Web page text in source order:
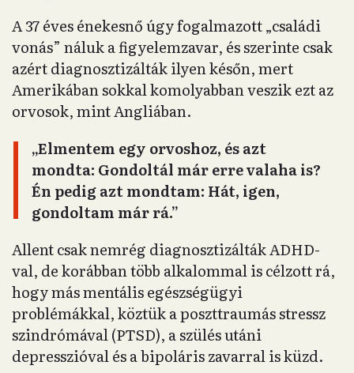
A 37 éves énekesnő úgy fogalmazott „családi
vonás” náluk a figyelemzavar, és szerinte csak
azért diagnosztizálták ilyen későn, mert
Amerikában sokkal komolyabban veszik ezt az
orvosok, mint Angliában.
„Elmentem egy orvoshoz, és azt
mondta: Gondoltál már erre valaha is?
Én pedig azt mondtam: Hát, igen,
gondoltam már rá.”
Allent csak nemrég diagnosztizálták ADHD-
val, de korábban több alkalommal is célzott rá,
hogy más mentális egészségügyi
problémákkal, köztük a poszttraumás stressz
szindrómával (PTSD), a szülés utáni
depresszióval és a bipoláris zavarral is küzd.